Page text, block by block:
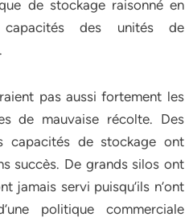
de stockage raisonné en
des unités de
pas aussi fortement les
de mauvaise récolte. Des
capacités de stockage ont
succès. De grands silos ont
jamais servi puisqu’ils n’ont
politique commerciale